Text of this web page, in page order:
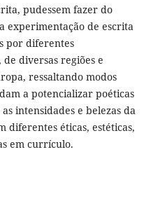
pudessem fazer do
experimentação de escrita
por diferentes
diversas regiões e
ressaltando modos
a potencializar poéticas
intensidades e belezas da
diferentes éticas, estéticas,
em currículo.